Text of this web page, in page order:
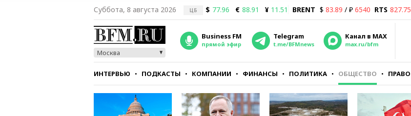
Суббота, 8 августа 2026 ЦБ $ 77.96 € 88.91 ¥ 11.51 BRENT $ 83.89 / ₽ 6540 RTS 827.75
Москва
Business FM
прямой эфир
Telegram
t.me/BFMnews
Канал в MAX
max.ru/bfm
ИНТЕРВЬЮ ПОДКАСТЫ КОМПАНИИ ФИНАНСЫ ПОЛИТИКА ОБЩЕСТВО ПРАВО
СТИЛЬ ТЕСТЫ